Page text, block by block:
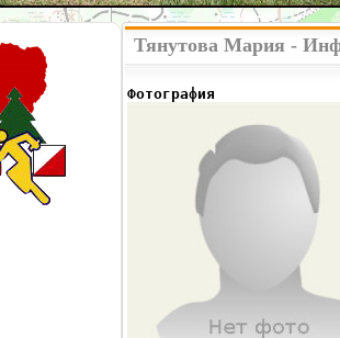
Тянутова Мария -
Фотография